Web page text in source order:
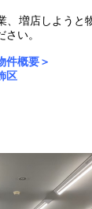
、増店しようと
い。
件概要＞
区